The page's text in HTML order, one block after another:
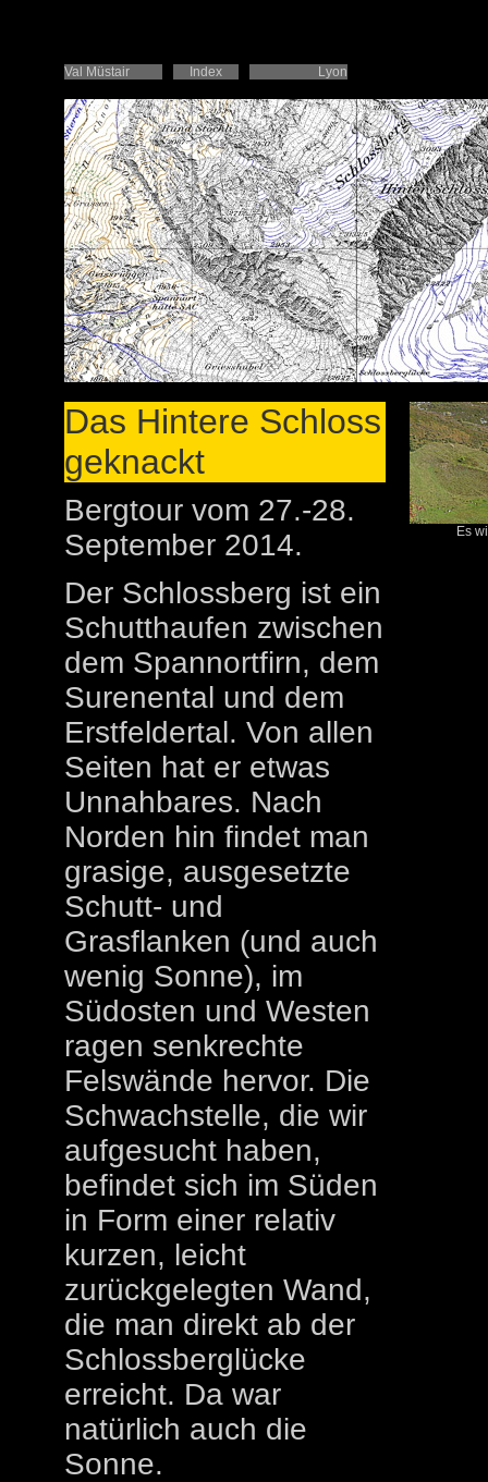
Val Müstair Index Lyon
Das Hintere Schloss
geknackt
Es
Bergtour vom 27.-28.
September 2014.
Der Schlossberg ist ein
Schutthaufen zwischen
dem Spannortfirn, dem
Surenental und dem
Erstfeldertal. Von allen
Seiten hat er etwas
Unnahbares. Nach
Norden hin findet man
grasige, ausgesetzte
Schutt- und
Grasflanken (und auch
wenig Sonne), im
Südosten und Westen
ragen senkrechte
Felswände hervor. Die
Schwachstelle, die wir
aufgesucht haben,
befindet sich im Süden
in Form einer relativ
kurzen, leicht
zurückgelegten Wand,
die man direkt ab der
Schlossberglücke
erreicht. Da war
natürlich auch die
Sonne.